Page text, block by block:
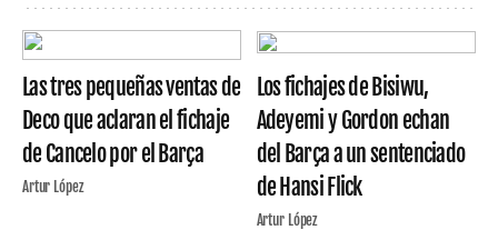
Las tres pequeñas ventas de
Deco que aclaran el fichaje
de Cancelo por el Barça
Artur López
Los fichajes de Bisiwu,
Adeyemi y Gordon echan
del Barça a un sentenciado
de Hansi Flick
Artur López